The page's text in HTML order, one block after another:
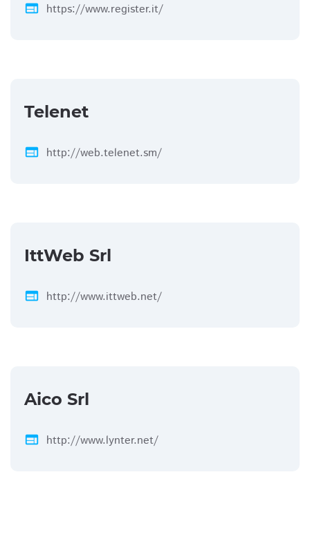
web https://www.register.it/
Telenet
web http://web.telenet.sm/
IttWeb Srl
web http://www.ittweb.net/
Aico Srl
web http://www.lynter.net/